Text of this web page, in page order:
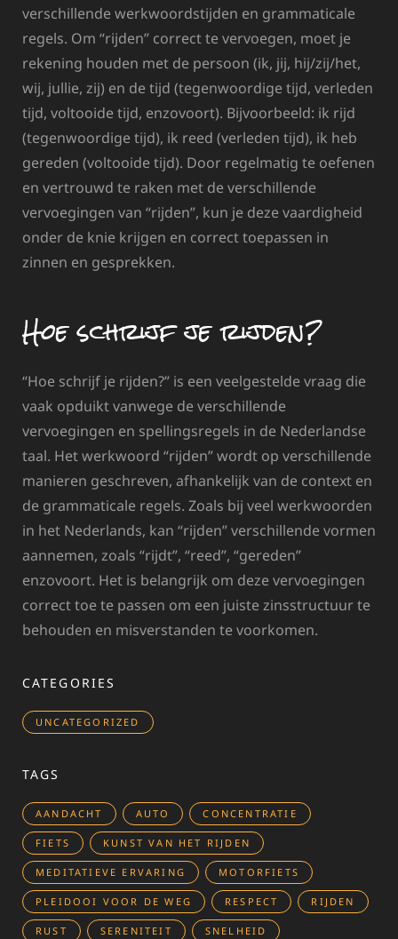
verschillende werkwoordstijden en grammaticale
regels. Om “rijden” correct te vervoegen, moet je
rekening houden met de persoon (ik, jij, hij/zij/het,
wij, jullie, zij) en de tijd (tegenwoordige tijd, verleden
tijd, voltooide tijd, enzovoort). Bijvoorbeeld: ik rijd
(tegenwoordige tijd), ik reed (verleden tijd), ik heb
gereden (voltooide tijd). Door regelmatig te oefenen
en vertrouwd te raken met de verschillende
vervoegingen van “rijden”, kun je deze vaardigheid
onder de knie krijgen en correct toepassen in
zinnen en gesprekken.
Hoe schrijf je rijden?
“Hoe schrijf je rijden?” is een veelgestelde vraag die
vaak opduikt vanwege de verschillende
vervoegingen en spellingsregels in de Nederlandse
taal. Het werkwoord “rijden” wordt op verschillende
manieren geschreven, afhankelijk van de context en
de grammaticale regels. Zoals bij veel werkwoorden
in het Nederlands, kan “rijden” verschillende vormen
aannemen, zoals “rijdt”, “reed”, “gereden”
enzovoort. Het is belangrijk om deze vervoegingen
correct toe te passen om een juiste zinsstructuur te
behouden en misverstanden te voorkomen.
CATEGORIES
UNCATEGORIZED
TAGS
AANDACHT AUTO CONCENTRATIE
FIETS KUNST VAN HET RIJDEN
MEDITATIEVE ERVARING MOTORFIETS
PLEIDOOI VOOR DE WEG RESPECT RIJDEN
RUST SERENITEIT SNELHEID